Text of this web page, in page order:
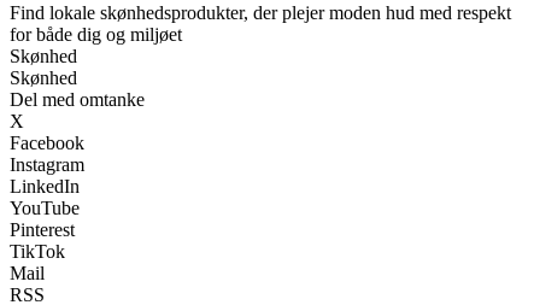
Find lokale skønhedsprodukter, der plejer moden hud med respekt
for både dig og miljøet
Skønhed
Skønhed
Del med omtanke
X
Facebook
Instagram
LinkedIn
YouTube
Pinterest
TikTok
Mail
RSS